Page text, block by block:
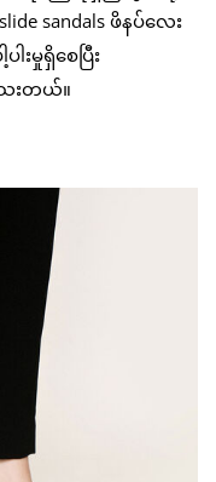
sandals ဖိနပ်လေး
းမှုရှိစေပြီး
းတယ်။